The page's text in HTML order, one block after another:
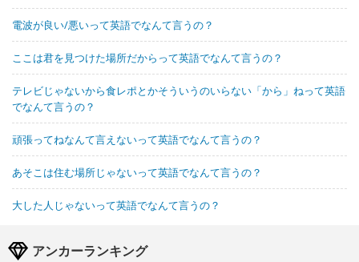
電波が良い/悪いって英語でなんて言うの？
ここは君を見つけた場所だからって英語でなんて言うの？
テレビじゃないから食レポとかそういうのいらない「から」ねって英語
でなんて言うの？
頑張ってねなんて言えないって英語でなんて言うの？
あそこは住む場所じゃないって英語でなんて言うの？
大した人じゃないって英語でなんて言うの？
アンカーランキング